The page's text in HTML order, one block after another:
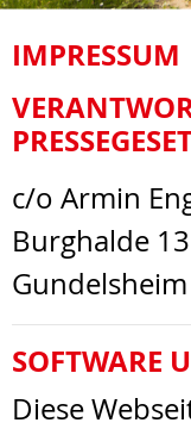
IMPRESSUM
c/o Armin
Burghalde 13
Gundelsheim
SOFTWARE
Diese